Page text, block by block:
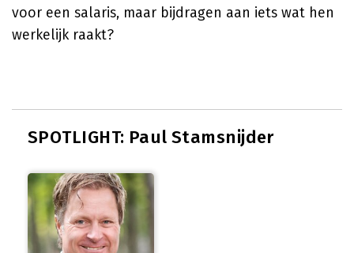
voor een salaris, maar bijdragen aan iets wat hen
werkelijk raakt?
SPOTLIGHT: Paul Stamsnijder